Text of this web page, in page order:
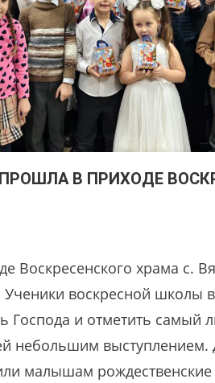
В ПРИХОДЕ
Воскресенского храма с.
Ученики воскресной школы
Господа и отметить
небольшим
малышам